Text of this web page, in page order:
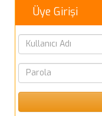
Üye Girişi